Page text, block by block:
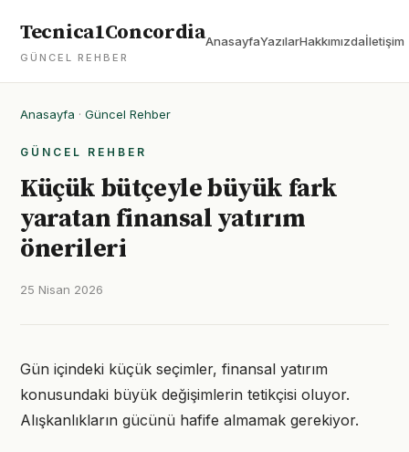
Tecnica1Concordia
GÜNCEL REHBER
AnasayfaYazılarHakkımızdaİletişim
Anasayfa · Güncel Rehber
GÜNCEL REHBER
Küçük bütçeyle büyük fark
yaratan finansal yatırım
önerileri
25 Nisan 2026
Gün içindeki küçük seçimler, finansal yatırım
konusundaki büyük değişimlerin tetikçisi oluyor.
Alışkanlıkların gücünü hafife almamak gerekiyor.